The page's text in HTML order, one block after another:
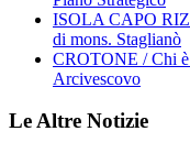
ISOLA CAPO
di mons. Staglianò
CROTONE / Chi
Arcivescovo
Le Altre Notizie